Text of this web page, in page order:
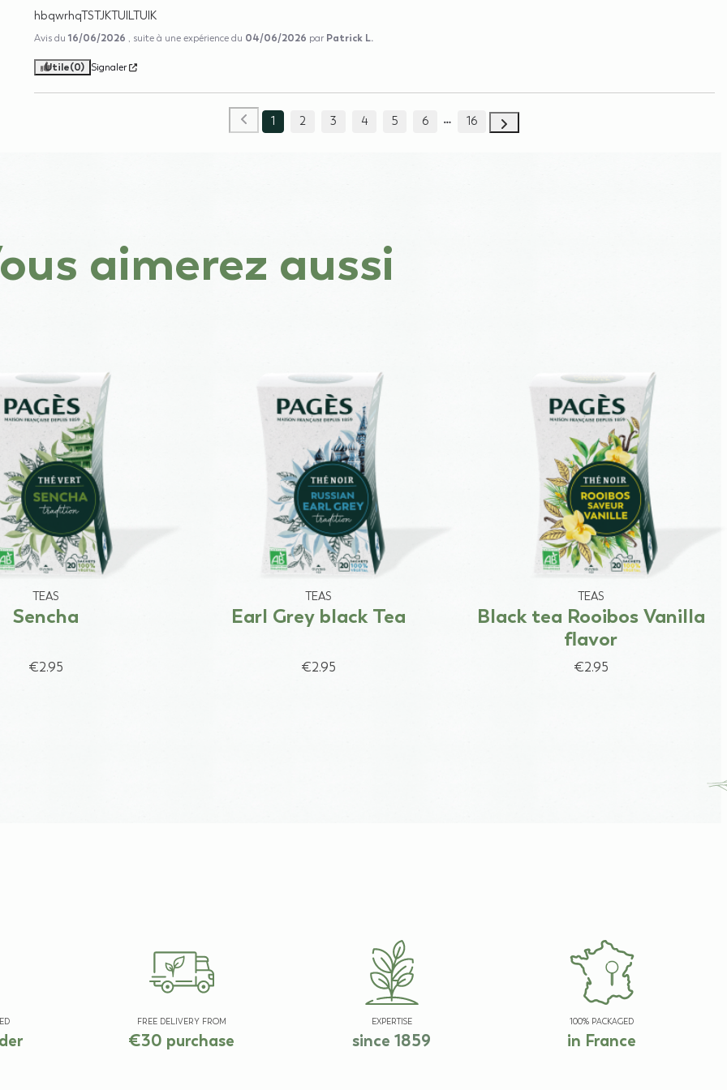
hbqwrhqTSTJKTUILTUIK
Avis du16/06/2026 , suite à une expérience du 04/06/2026 par Patrick L.
Utile(0) Signaler
1 2 3 4 5 6 16
aimerez aussi
TEAS
Sencha
€2.95
TEAS
Earl Grey black Tea
€2.95
TEAS
Black tea Rooibos Vanilla
flavor
€2.95
FREE DELIVERY FROM
€30 purchase
EXPERTISE
since 1859
100% PACKAGED
in France